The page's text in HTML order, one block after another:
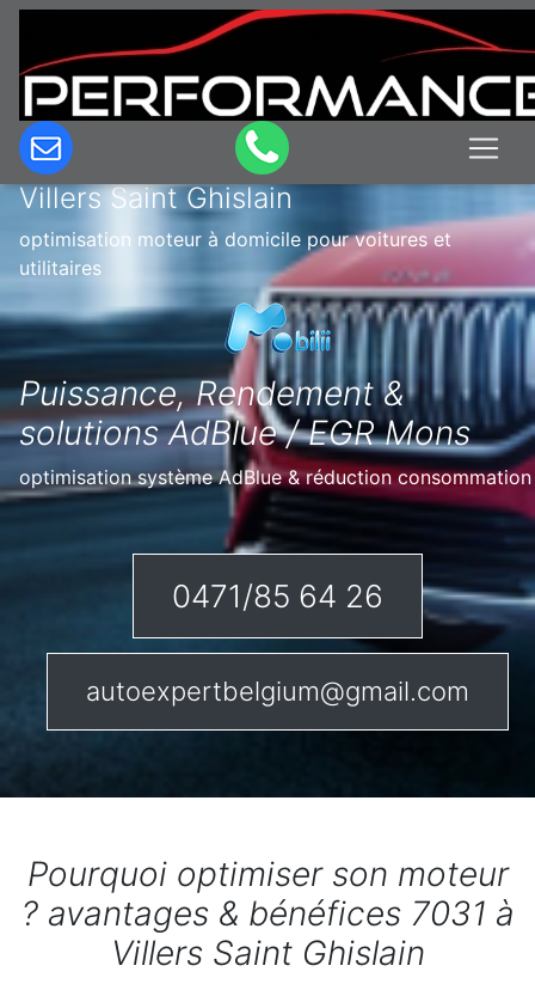
Optimisation & Reprogrammation
moteur à domicile en Belgique à
Villers Saint Ghislain
optimisation moteur à domicile pour voitures et
utilitaires
Puissance, Rendement &
solutions AdBlue / EGR Mons
optimisation système AdBlue & réduction consommation
0471/85 64 26
autoexpertbelgium@gmail.com
Pourquoi optimiser son moteur
? avantages & bénéfices 7031 à
Villers Saint Ghislain